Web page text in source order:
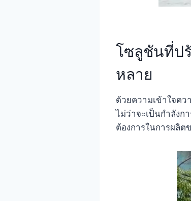
โซลูชันที่ป
หลาย
ด้วยความเข้าใจคว
ไม่ว่าจะเป็นกำลังก
ต้องการในการผลิต